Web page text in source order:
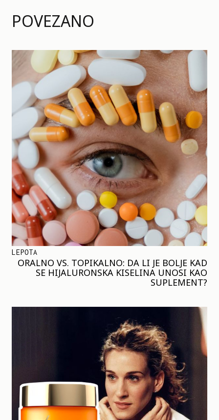
POVEZANO
LEPOTA
ORALNO VS. TOPIKALNO: DA LI JE BOLJE KAD
SE HIJALURONSKA KISELINA UNOSI KAO
SUPLEMENT?